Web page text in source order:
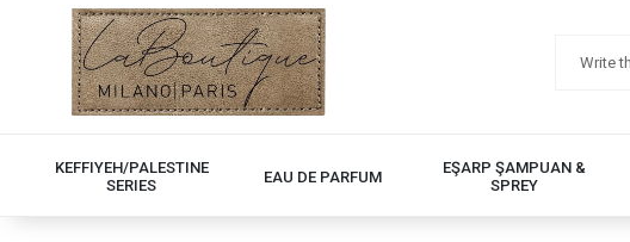
KEFFIYEH/PALESTINE
SERIES
EAU DE PARFUM
EŞARP ŞAMPUAN &
SPREY